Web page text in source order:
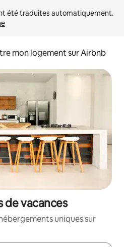
mon logement sur Airbnb
de vacances
uniques sur